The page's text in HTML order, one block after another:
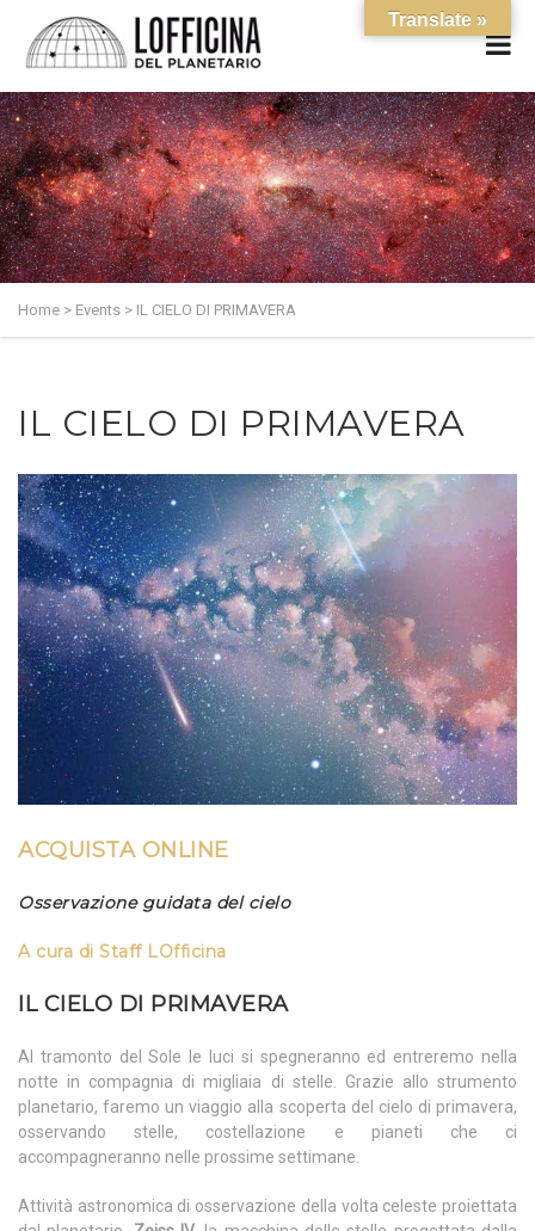
Home > Events > IL CIELO DI PRIMAVERA
IL CIELO DI PRIMAVERA
ACQUISTA ONLINE
Osservazione guidata del cielo
A cura di Staff LOfficina
IL CIELO DI PRIMAVERA
Al tramonto del Sole le luci si spegneranno ed entreremo nella
notte in compagnia di migliaia di stelle. Grazie allo strumento
planetario, faremo un viaggio alla scoperta del cielo di primavera,
osservando stelle, costellazione e pianeti che ci
accompagneranno nelle prossime settimane.
Attività astronomica di osservazione della volta celeste proiettata
Translate »